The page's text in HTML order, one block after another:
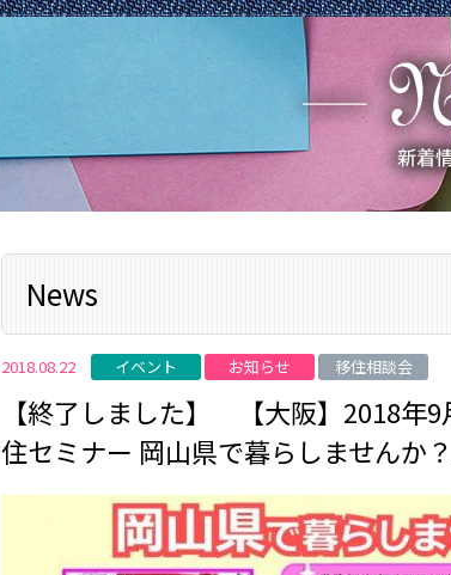
News
2018.08.22 イベント お知らせ 移住相談会
【終了しました】 【大阪】2018年
住セミナー 岡山県で暮らしませんか